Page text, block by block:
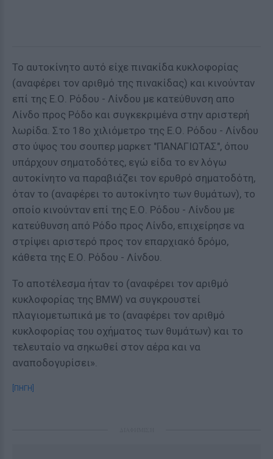
Το αυτοκίνητο αυτό είχε πινακίδα κυκλοφορίας
(αναφέρει τον αριθμό της πινακίδας) και κινούνταν
επί της Ε.Ο. Ρόδου - Λίνδου με κατεύθυνση απο
Λίνδο προς Ρόδο και συγκεκριμένα στην αριστερή
λωρίδα. Στο 18ο χιλιόμετρο της Ε.Ο. Ρόδου - Λίνδου
στο ύψος του σουπερ μαρκετ "ΠΑΝΑΓΙΩΤΑΣ", όπου
υπάρχουν σηματοδότες, εγώ είδα το εν λόγω
αυτοκίνητο να παραβιάζει τον ερυθρό σηματοδότη,
όταν το (αναφέρει το αυτοκίνητο των θυμάτων), το
οποίο κινούνταν επί της Ε.Ο. Ρόδου - Λίνδου με
κατεύθυνση από Ρόδο προς Λίνδο, επιχείρησε να
στρίψει αριστερό προς τον επαρχιακό δρόμο,
κάθετα της Ε.Ο. Ρόδου - Λίνδου.
Το αποτέλεσμα ήταν το (αναφέρει τον αριθμό
κυκλοφορίας της BMW) να συγκρουστεί
πλαγιομετωπικά με το (αναφέρει τον αριθμό
κυκλοφορίας του οχήματος των θυμάτων) και το
τελευταίο να σηκωθεί στον αέρα και να
αναποδογυρίσει».
[ΠΗΓΗ]